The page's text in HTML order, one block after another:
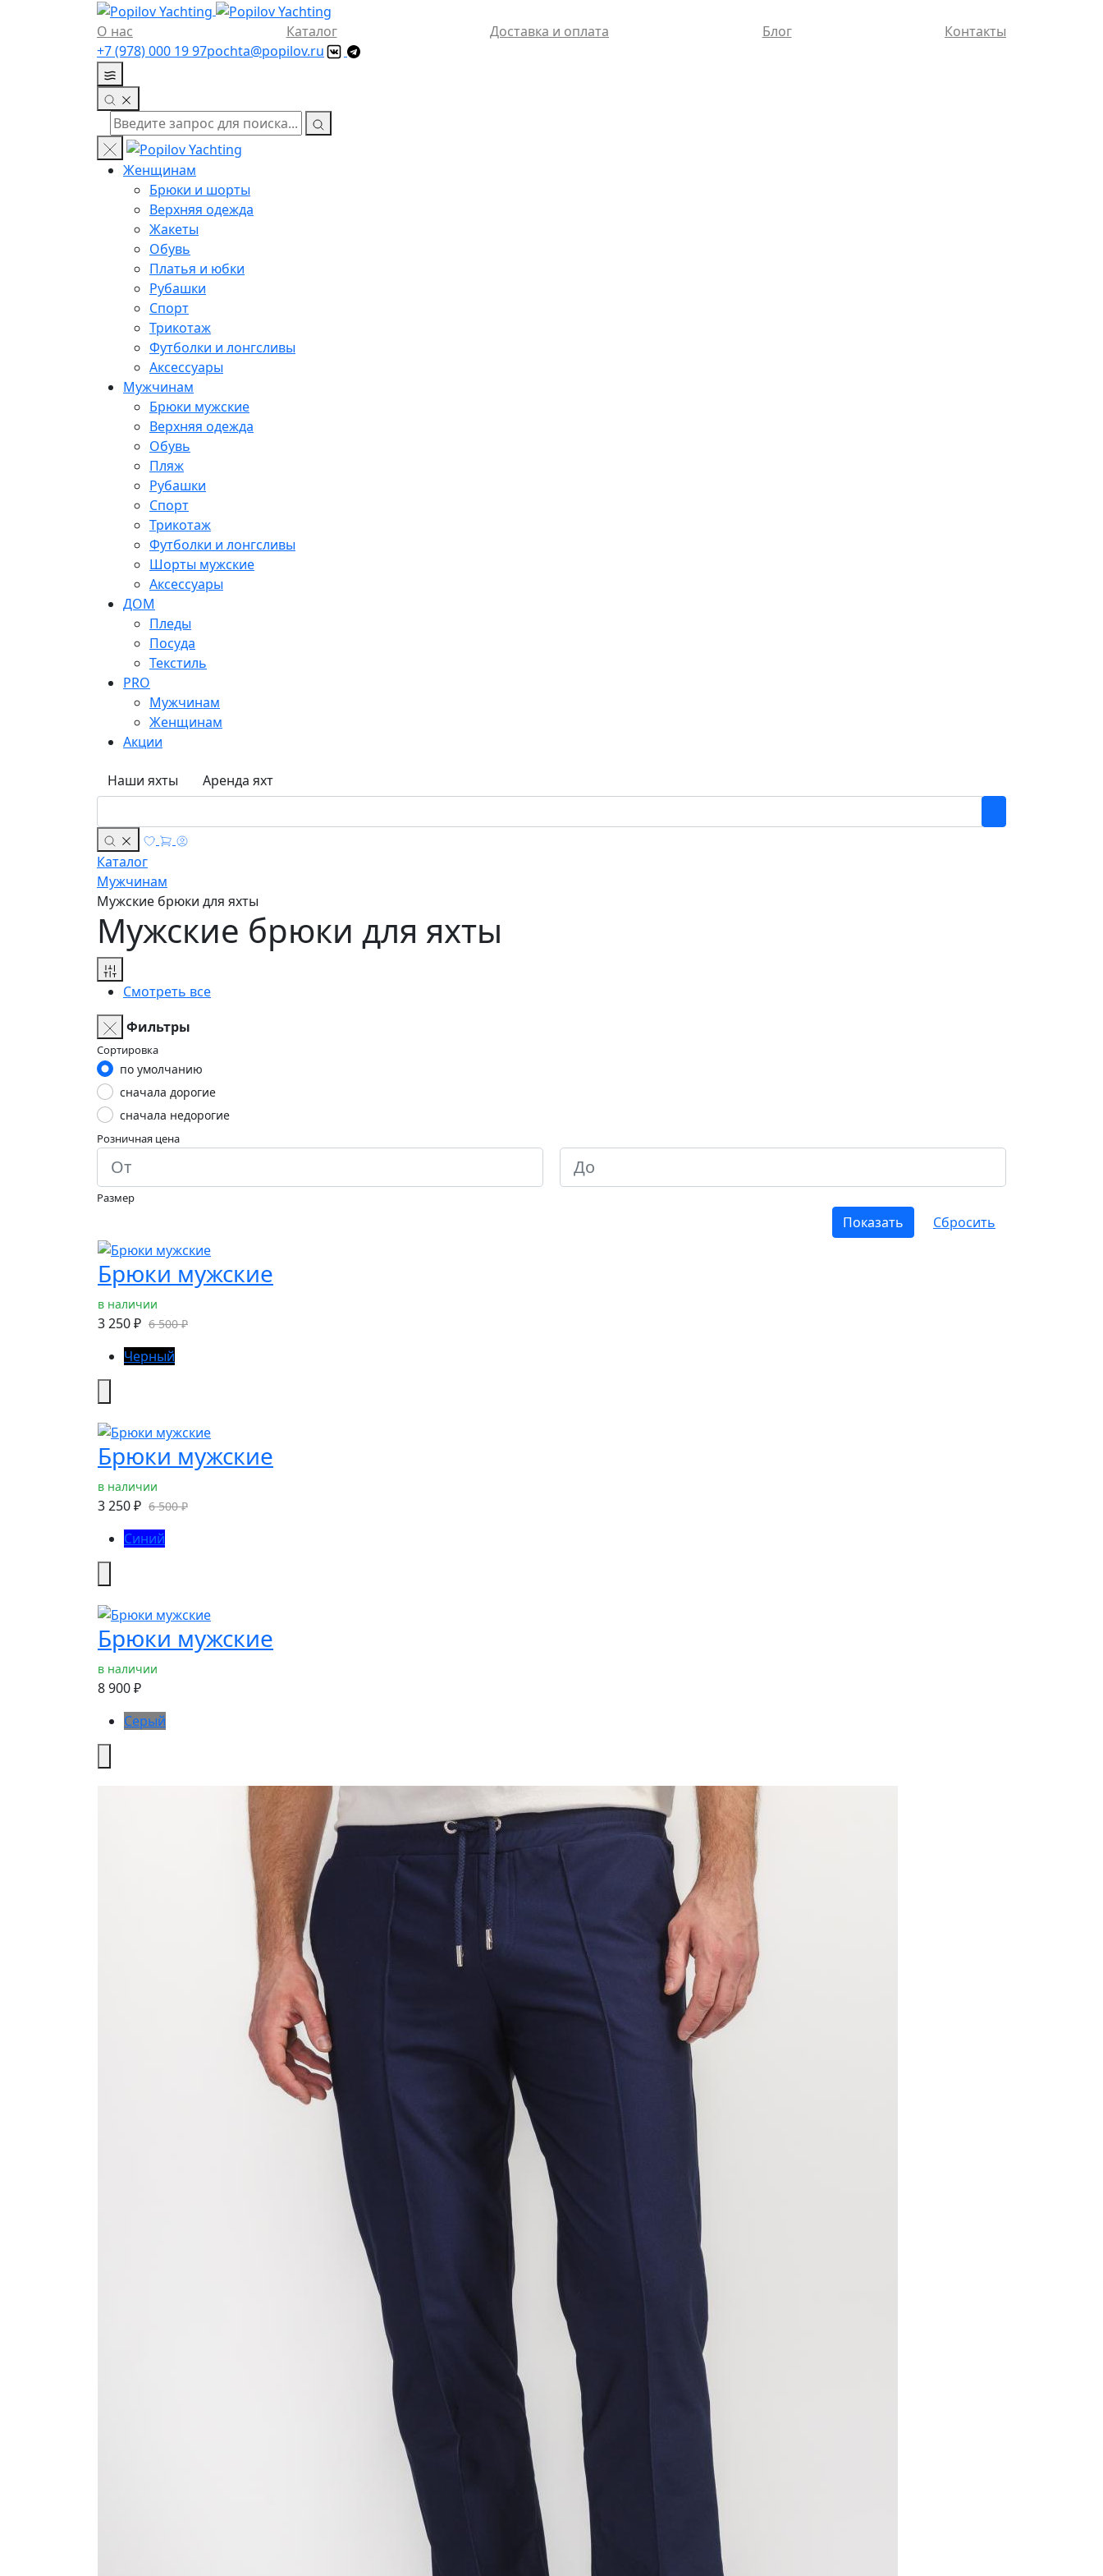
О нас Каталог Доставка и оплата Блог
Контакты
+7 (978) 000 19 97pochta@popilov.ru
Женщинам
Брюки и шорты
Верхняя одежда
Жакеты
Обувь
Платья и юбки
Рубашки
Спорт
Трикотаж
Футболки и лонгсливы
Аксессуары
Мужчинам
Брюки мужские
Верхняя одежда
Обувь
Пляж
Рубашки
Спорт
Трикотаж
Футболки и лонгсливы
Шорты мужские
Аксессуары
ДОМ
Пледы
Посуда
Текстиль
PRO
Мужчинам
Женщинам
Акции
Наши яхты Аренда яхт
Каталог
Мужчинам
Мужские брюки для яхты
Мужские брюки для яхты
Смотреть все
Фильтры
Сортировка
по умолчанию
сначала дорогие
сначала недорогие
Розничная цена
Размер
Брюки мужские
в наличии
3 250 ₽ 6 500 ₽
Черный
Брюки мужские
в наличии
3 250 ₽ 6 500 ₽
Синий
Брюки мужские
в наличии
8 900 ₽
Серый